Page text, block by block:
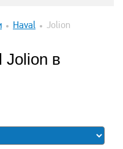
Haval Jolion
Jolion в